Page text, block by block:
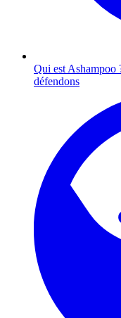
Qui est Ashampoo
défendons